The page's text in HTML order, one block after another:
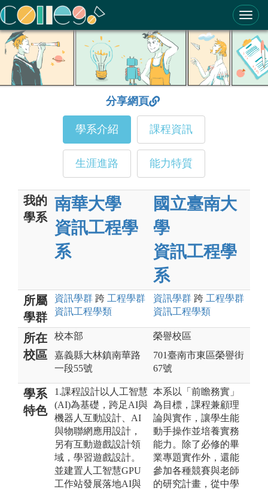
ColleGo! 大學選才與高中育才輔助系統
分享網頁
學系介紹 課程資訊
生涯進路 能力特質
我的
學系
南華大學
資訊工程學
系
國立臺南大
學
資訊工程學
系
所屬
學群
資訊學群 跨 工程學群
資訊工程學類
資訊學群 跨 工程學群
資訊工程學類
所在
校區
校本部
嘉義縣大林鎮南華路
一段55號
榮譽校區
701臺南市東區榮譽街
67號
學系
特色
1.課程設計以人工智慧
(AI)為基礎，跨足AI與
機器人互動設計、AI
與物聯網應用設計，
另有互動遊戲設計領
域，學習遊戲設計。
並建置人工智慧GPU
工作站發展落地AI與
本系以「前瞻務實」
為目標，課程兼顧理
論與實作，讓學生能
動手操作並培養實務
能力。除了必修的畢
業專題實作外，還能
參加各種競賽與老師
的研究計畫，從中學